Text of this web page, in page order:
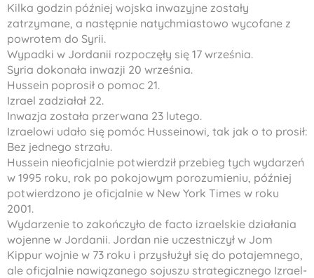
Kilka godzin później wojska inwazyjne zostały
zatrzymane, a następnie natychmiastowo wycofane z
powrotem do Syrii.
Wypadki w Jordanii rozpoczęły się 17 września.
Syria dokonała inwazji 20 września.
Hussein poprosił o pomoc 21.
Izrael zadziałał 22.
Inwazja została przerwana 23 lutego.
Izraelowi udało się pomóc Husseinowi, tak jak o to prosił:
Bez jednego strzału.
Hussein nieoficjalnie potwierdził przebieg tych wydarzeń
w 1995 roku, rok po pokojowym porozumieniu, później
potwierdzono je oficjalnie w New York Times w roku
2001.
Wydarzenie to zakończyło de facto izraelskie działania
wojenne w Jordanii. Jordan nie uczestniczył w Jom
Kippur wojnie w 73 roku i przysłużył się do potajemnego,
ale oficjalnie nawiązanego sojuszu strategicznego Izrael-